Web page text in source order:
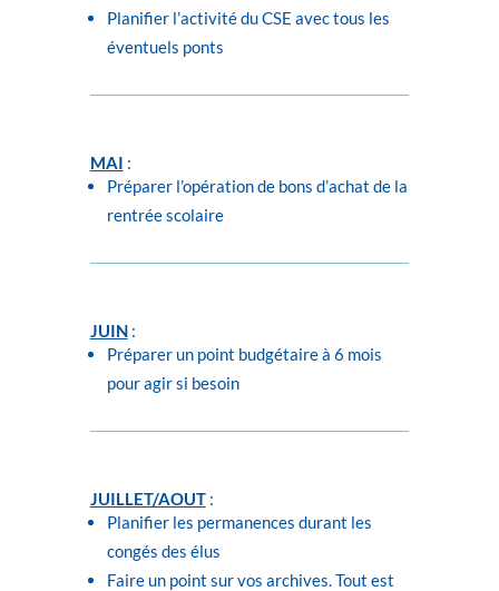
Planifier l’activité du CSE avec tous les
éventuels ponts
MAI :
Préparer l’opération de bons d’achat de la
rentrée scolaire
JUIN:
Préparer un point budgétaire à 6 mois
pour agir si besoin
JUILLET/AOUT:
Planifier les permanences durant les
congés des élus
Faire un point sur vos archives. Tout est